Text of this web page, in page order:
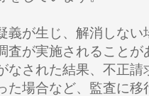
義が生じ、解消しな
査が実施されること
なされた結果、不正
た場合など、監査に